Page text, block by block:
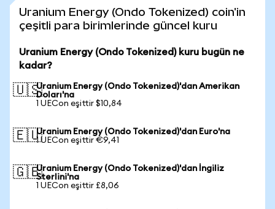
Uranium Energy (Ondo Tokenized) coin'in
çeşitli para birimlerinde güncel kuru
Uranium Energy (Ondo Tokenized) kuru bugün ne
kadar?
🇺🇸Uranium Energy (Ondo Tokenized)'dan Amerikan
Doları'na
1 UECon eşittir $10,84
🇪🇺Uranium Energy (Ondo Tokenized)'dan Euro'na
1 UECon eşittir €9,41
🇬🇧Uranium Energy (Ondo Tokenized)'dan İngiliz
Sterlini'na
1 UECon eşittir £8,06